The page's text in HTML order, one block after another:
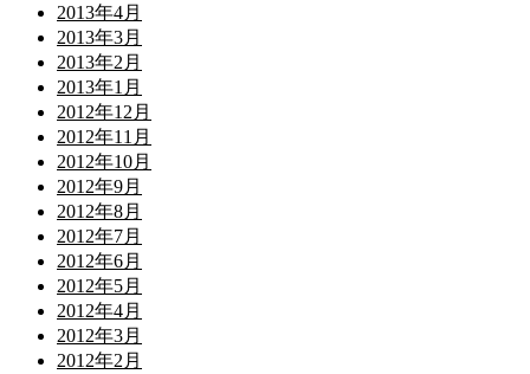
2013年4月
2013年3月
2013年2月
2013年1月
2012年12月
2012年11月
2012年10月
2012年9月
2012年8月
2012年7月
2012年6月
2012年5月
2012年4月
2012年3月
2012年2月